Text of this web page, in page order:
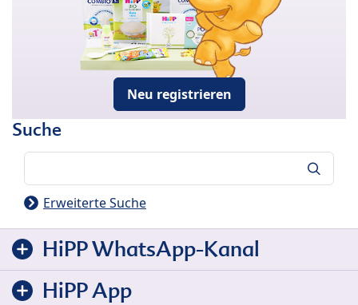
Neu registrieren
Suche
Erweiterte Suche
HiPP WhatsApp-Kanal
HiPP App